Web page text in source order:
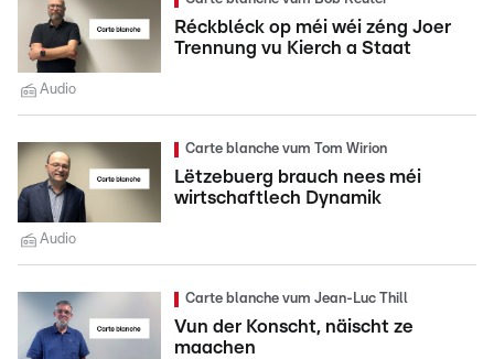
Réckbléck op méi wéi zéng Joer
Trennung vu Kierch a Staat
Audio
Carte blanche vum Tom Wirion
Lëtzebuerg brauch nees méi
wirtschaftlech Dynamik
Audio
Carte blanche vum Jean-Luc Thill
Vun der Konscht, näischt ze
maachen